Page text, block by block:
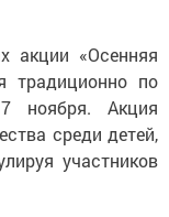
акции «Осенняя
традиционно по
ноября. Акция
среди детей,
участников